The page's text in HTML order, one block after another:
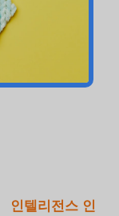
인텔리전스 인